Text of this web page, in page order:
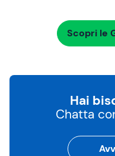
Scopri le
Hai
Chatta